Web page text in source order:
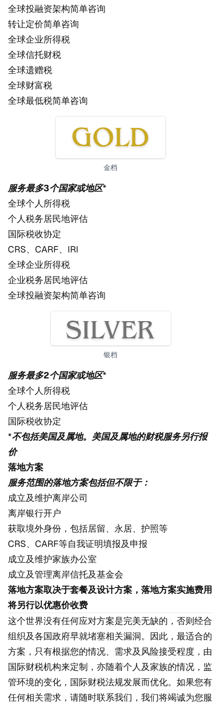
全球投融资架构简单咨询
转让定价简单咨询
全球企业所得税
全球信托财税
全球遗赠税
全球财富税
全球最低税简单咨询
金档
服务最多3个国家或地区*
全球个人所得税
个人税务居民地评估
国际税收协定
CRS、CARF、IRI
全球企业所得税
企业税务居民地评估
全球投融资架构简单咨询
银档
服务最多2个国家或地区*
全球个人所得税
个人税务居民地评估
国际税收协定
*不包括美国及属地。美国及属地的财税服务另行报
价
落地方案
服务范围的落地方案包括但不限于：
成立及维护离岸公司
离岸银行开户
获取境外身份，包括居留、永居、护照等
CRS、CARF等自我证明填报及申报
成立及维护家族办公室
成立及管理离岸信托及基金会
落地方案取决于套餐及设计方案，落地方案实施费用
将另行以优惠价收费
这个世界没有任何应对方案是完美无缺的，否则经合
组织及各国政府早就堵塞相关漏洞。因此，最适合的
方案，只有根据您的情况、需求及风险接受程度，由
国际财税机构来定制，亦随着个人及家族的情况，监
管环境的变化，国际财税法规发展而优化。如果您有
任何相关需求，请随时联系我们，我们将竭诚为您服